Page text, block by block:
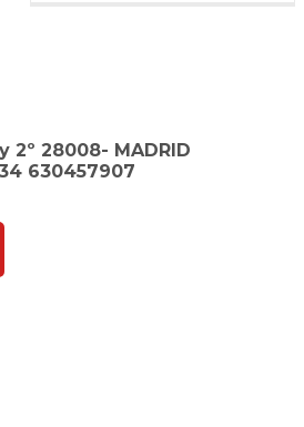
2º 28008- MADRID
630457907